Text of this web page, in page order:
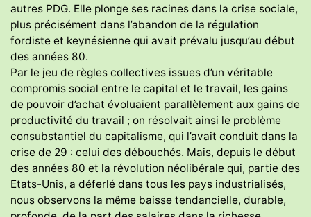
autres PDG. Elle plonge ses racines dans la crise sociale,
plus précisément dans l’abandon de la régulation
fordiste et keynésienne qui avait prévalu jusqu’au début
des années 80.
Par le jeu de règles collectives issues d’un véritable
compromis social entre le capital et le travail, les gains
de pouvoir d’achat évoluaient parallèlement aux gains de
productivité du travail ; on résolvait ainsi le problème
consubstantiel du capitalisme, qui l’avait conduit dans la
crise de 29 : celui des débouchés. Mais, depuis le début
des années 80 et la révolution néolibérale qui, partie des
Etats-Unis, a déferlé dans tous les pays industrialisés,
nous observons la même baisse tendancielle, durable,